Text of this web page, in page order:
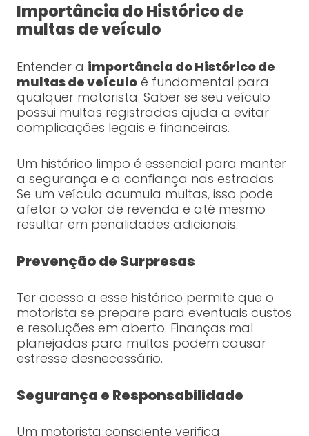
Importância do Histórico de
multas de veículo
Entender a importância do Histórico de
multas de veículoé fundamental para
qualquer motorista. Saber se seu veículo
possui multas registradas ajuda a evitar
complicações legais e financeiras.
Um histórico limpo é essencial para manter
a segurança e a confiança nas estradas.
Se um veículo acumula multas, isso pode
afetar o valor de revenda e até mesmo
resultar em penalidades adicionais.
Prevenção de Surpresas
Ter acesso a esse histórico permite que o
motorista se prepare para eventuais custos
e resoluções em aberto. Finanças mal
planejadas para multas podem causar
estresse desnecessário.
Segurança e Responsabilidade
Um motorista consciente verifica